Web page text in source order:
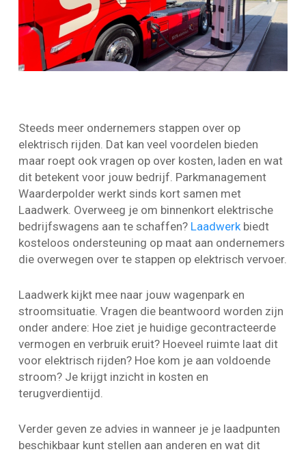
Steeds meer ondernemers stappen over op
elektrisch rijden. Dat kan veel voordelen bieden
maar roept ook vragen op over kosten, laden en wat
dit betekent voor jouw bedrijf. Parkmanagement
Waarderpolder werkt sinds kort samen met
Laadwerk. Overweeg je om binnenkort elektrische
bedrijfswagens aan te schaffen? Laadwerkbiedt
kosteloos ondersteuning op maat aan ondernemers
die overwegen over te stappen op elektrisch vervoer.
Laadwerk kijkt mee naar jouw wagenpark en
stroomsituatie. Vragen die beantwoord worden zijn
onder andere: Hoe ziet je huidige gecontracteerde
vermogen en verbruik eruit? Hoeveel ruimte laat dit
voor elektrisch rijden? Hoe kom je aan voldoende
stroom? Je krijgt inzicht in kosten en
terugverdientijd.
Verder geven ze advies in wanneer je je laadpunten
beschikbaar kunt stellen aan anderen en wat dit